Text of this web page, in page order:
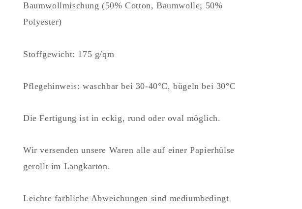
Baumwollmischung (50% Cotton, Baumwolle; 50%
Polyester)
Stoffgewicht: 175 g/qm
Pflegehinweis: waschbar bei 30-40°C, bügeln bei 30°C
Die Fertigung ist in eckig, rund oder oval möglich.
Wir versenden unsere Waren alle auf einer Papierhülse
gerollt im Langkarton.
Leichte farbliche Abweichungen sind mediumbedingt